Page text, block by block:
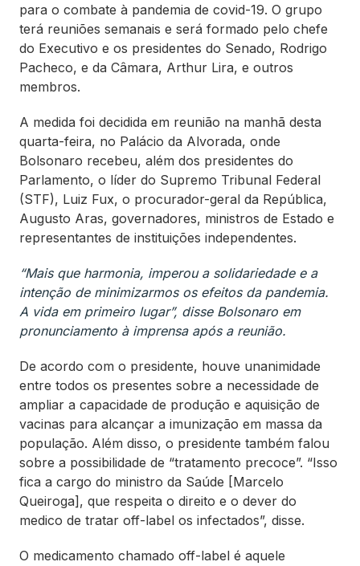
para o combate à pandemia de covid-19. O grupo
terá reuniões semanais e será formado pelo chefe
do Executivo e os presidentes do Senado, Rodrigo
Pacheco, e da Câmara, Arthur Lira, e outros
membros.
A medida foi decidida em reunião na manhã desta
quarta-feira, no Palácio da Alvorada, onde
Bolsonaro recebeu, além dos presidentes do
Parlamento, o líder do Supremo Tribunal Federal
(STF), Luiz Fux, o procurador-geral da República,
Augusto Aras, governadores, ministros de Estado e
representantes de instituições independentes.
“Mais que harmonia, imperou a solidariedade e a
intenção de minimizarmos os efeitos da pandemia.
A vida em primeiro lugar”, disse Bolsonaro em
pronunciamento à imprensa após a reunião.
De acordo com o presidente, houve unanimidade
entre todos os presentes sobre a necessidade de
ampliar a capacidade de produção e aquisição de
vacinas para alcançar a imunização em massa da
população. Além disso, o presidente também falou
sobre a possibilidade de “tratamento precoce”. “Isso
fica a cargo do ministro da Saúde [Marcelo
Queiroga], que respeita o direito e o dever do
medico de tratar off-label os infectados”, disse.
O medicamento chamado off-label é aquele